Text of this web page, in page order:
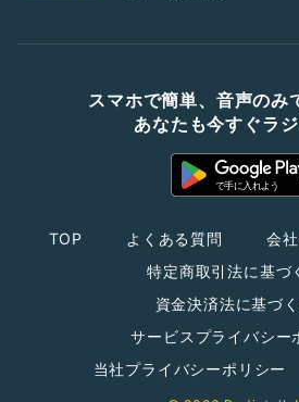
スマホで簡単、音声のみ
あなたも今すぐラ
TOP よくある質問 会
特定商取引法に基づ
資金決済法に基づ
サービスプライバシー
当社プライバシーポリシー